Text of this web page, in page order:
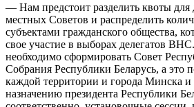
— Нам предстоит разделить квоты для
местных Советов и распределить
субъектами гражданского общества,
свое участие в выборах делегатов
необходимо сформировать Совет
Собрания Республики Беларусь, а это
каждой территории и города Минска и
назначению президента Республики